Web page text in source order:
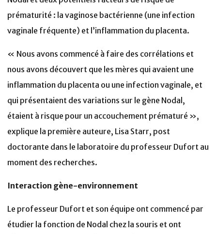
prématurité : la vaginose bactérienne (une infection
vaginale fréquente) et l’inflammation du placenta.
« Nous avons commencé à faire des corrélations et
nous avons découvert que les mères qui avaient une
inflammation du placenta ou une infection vaginale, et
qui présentaient des variations sur le gène Nodal,
étaient à risque pour un accouchement prématuré »,
explique la première auteure, Lisa Starr, post
doctorante dans le laboratoire du professeur Dufort au
moment des recherches.
Interaction gène-environnement
Le professeur Dufort et son équipe ont commencé par
étudier la fonction de Nodal chez la souris et ont